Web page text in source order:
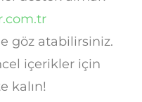
göz atabilirsiniz.
içerikler için
kalın!